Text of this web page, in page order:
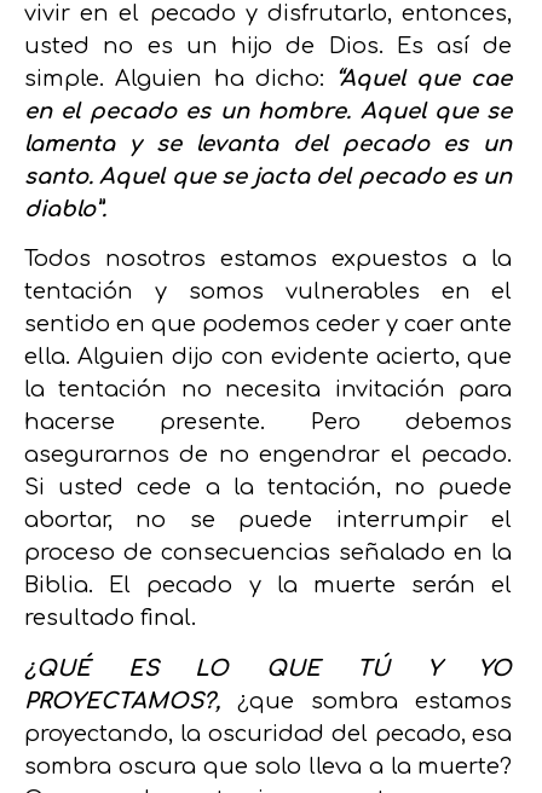
vivir en el pecado y disfrutarlo, entonces,
usted no es un hijo de Dios. Es así de
simple. Alguien ha dicho:
“Aquel que cae
en el pecado es un hombre. Aquel que se
lamenta y se levanta del pecado es un
santo. Aquel que se jacta del pecado es un
diablo”.
Todos nosotros estamos expuestos a la
tentación y somos vulnerables en el
sentido en que podemos ceder y caer ante
ella. Alguien dijo con evidente acierto, que
la tentación no necesita invitación para
hacerse presente. Pero debemos
asegurarnos de no engendrar el pecado.
Si usted cede a la tentación, no puede
abortar, no se puede interrumpir el
proceso de consecuencias señalado en la
Biblia. El pecado y la muerte serán el
resultado final.
¿QUÉ ES LO QUE TÚ Y YO
PROYECTAMOS?, ¿que sombra estamos
proyectando, la oscuridad del pecado, esa
sombra oscura que solo lleva a la muerte?